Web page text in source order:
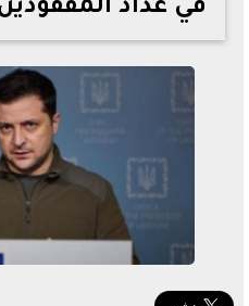
خطوات الاستعلام فور
تصرف مثير من ميسي
تحسن حالة فضل شاكر
تفاصيل
أسعار الحديد
في عداد